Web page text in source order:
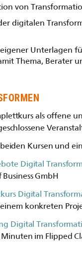
von
digitalen
Unterlagen
Thema, Berater
als offene
Kursen und
Digital
GmbH
Digital
konkreten
Digital
im Flipped